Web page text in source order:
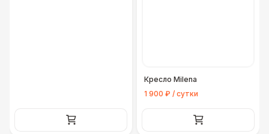
Кресло Milena
1 900 ₽ / сутки